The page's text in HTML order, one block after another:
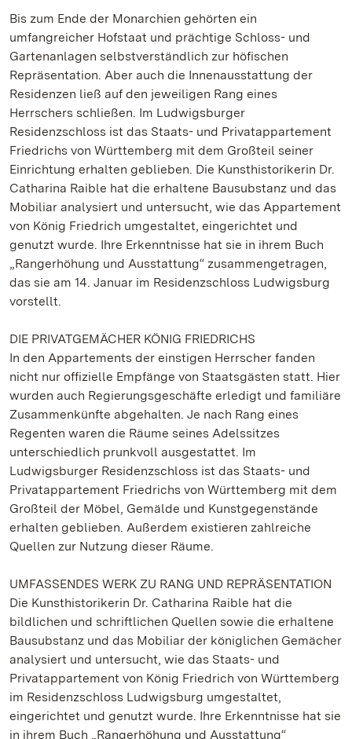
Bis zum Ende der Monarchien gehörten ein
umfangreicher Hofstaat und prächtige Schloss- und
Gartenanlagen selbstverständlich zur höfischen
Repräsentation. Aber auch die Innenausstattung der
Residenzen ließ auf den jeweiligen Rang eines
Herrschers schließen. Im Ludwigsburger
Residenzschloss ist das Staats- und Privatappartement
Friedrichs von Württemberg mit dem Großteil seiner
Einrichtung erhalten geblieben. Die Kunsthistorikerin Dr.
Catharina Raible hat die erhaltene Bausubstanz und das
Mobiliar analysiert und untersucht, wie das Appartement
von König Friedrich umgestaltet, eingerichtet und
genutzt wurde. Ihre Erkenntnisse hat sie in ihrem Buch
„Rangerhöhung und Ausstattung“ zusammengetragen,
das sie am 14. Januar im Residenzschloss Ludwigsburg
vorstellt.
DIE PRIVATGEMÄCHER KÖNIG FRIEDRICHS
In den Appartements der einstigen Herrscher fanden
nicht nur offizielle Empfänge von Staatsgästen statt. Hier
wurden auch Regierungsgeschäfte erledigt und familiäre
Zusammenkünfte abgehalten. Je nach Rang eines
Regenten waren die Räume seines Adelssitzes
unterschiedlich prunkvoll ausgestattet. Im
Ludwigsburger Residenzschloss ist das Staats- und
Privatappartement Friedrichs von Württemberg mit dem
Großteil der Möbel, Gemälde und Kunstgegenstände
erhalten geblieben. Außerdem existieren zahlreiche
Quellen zur Nutzung dieser Räume.
UMFASSENDES WERK ZU RANG UND REPRÄSENTATION
Die Kunsthistorikerin Dr. Catharina Raible hat die
bildlichen und schriftlichen Quellen sowie die erhaltene
Bausubstanz und das Mobiliar der königlichen Gemächer
analysiert und untersucht, wie das Staats- und
Privatappartement von König Friedrich von Württemberg
im Residenzschloss Ludwigsburg umgestaltet,
eingerichtet und genutzt wurde. Ihre Erkenntnisse hat sie
in ihrem Buch „Rangerhöhung und Ausstattung“